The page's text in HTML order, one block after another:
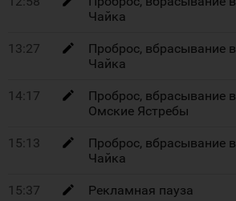
Чайка
13:27
Проброс, вбрасывание
Чайка
14:17
Проброс, вбрасывание
Омские Ястребы
15:13
Проброс, вбрасывание
Чайка
15:37 Рекламная пауза